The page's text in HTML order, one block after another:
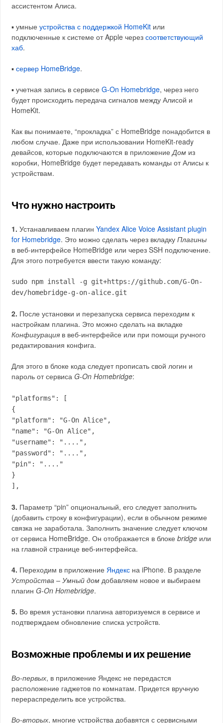
ассистентом Алиса.
▪️ умныеустройства с поддержкой HomeKit или
подключенные к системе от Apple черезсоответствующий
хаб.
▪️сервер HomeBridge.
▪️ учетная запись в сервисеG-On Homebridge, через него
будет происходить передача сигналов между Алисой и
HomeKit.
Как вы понимаете, “прокладка” с HomeBridge понадобится в
любом случае. Даже при использовании HomeKit-ready
девайсов, которые подключаются в приложениеДом из
коробки, HomeBridge будет передавать команды от Алисы к
устройствам.
Что нужно настроить
1. Устанавливаем плагинYandex Alice Voice Assistant plugin
for Homebridge. Это можно сделать через вкладкуПлагины
в веб-интерфейсе HomeBridge или через SSH подключение.
Для этого потребуется ввести такую команду:
sudo npm install -g git+https://github.com/G-On-
dev/homebridge-g-on-alice.git
2. После установки и перезапуска сервиса переходим к
настройкам плагина. Это можно сделать на вкладке
Конфигурация в веб-интерфейсе или при помощи ручного
редактирования конфига.
Для этого в блоке кода следует прописать свой логин и
пароль от сервиса G-On Homebridge:
"platforms": [
{
"platform": "G-On Alice",
"name": "G-On Alice",
"username": "....",
"password": "....",
"pin": "...."
}
],
3. Параметр “pin” опциональный, его следует заполнить
(добавить строку в конфигурации), если в обычном режиме
связка не заработала. Заполнить значение следует ключом
от сервиса HomeBridge. Он отображается в блокеbridge или
на главной странице веб-интерфейса.
4. Переходим в приложение Яндекс на iPhone. В разделе
Устройства – Умный дом добавляем новое и выбираем
плагин G-On Homebridge.
5. Во время установки плагина авторизуемся в сервисе и
подтверждаем обновление списка устройств.
Возможные проблемы и их решение
Во-первых, в приложение Яндекс не передастся
расположение гаджетов по комнатам. Придется вручную
перераспределить все устройства.
Во-вторых, многие устройства добавятся с сервисными